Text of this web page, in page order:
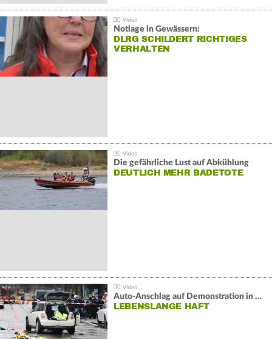
Notlage in Gewässern:
DLRG SCHILDERT RICHTIGES
VERHALTEN
Die gefährliche Lust auf Abkühlung
DEUTLICH MEHR BADETOTE
Auto-Anschlag auf Demonstration in München:
LEBENSLANGE HAFT